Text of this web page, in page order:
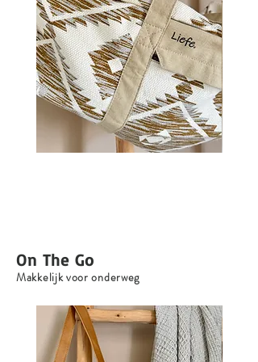
On The Go
Makkelijk voor onderweg